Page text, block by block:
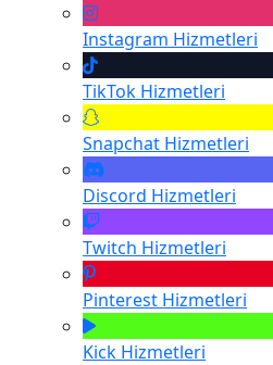
Instagram Hizmetleri
TikTok Hizmetleri
Snapchat Hizmetleri
Discord Hizmetleri
Twitch Hizmetleri
Pinterest Hizmetleri
Kick Hizmetleri